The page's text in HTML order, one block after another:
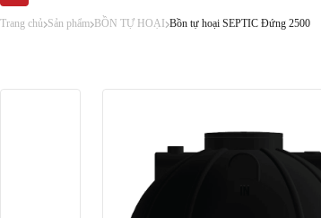
BỒN NHỰA
Trang chủ Sản phẩm BỒN TỰ HOẠI Bồn tự hoại SEPTIC Đứng 2500